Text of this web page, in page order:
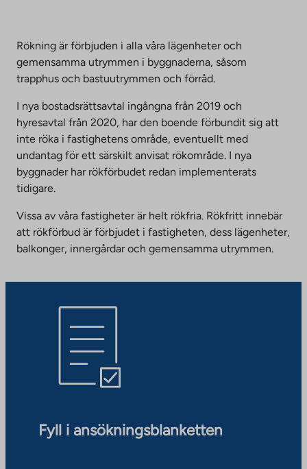
Rökning är förbjuden i alla våra lägenheter och
gemensamma utrymmen i byggnaderna, såsom
trapphus och bastuutrymmen och förråd.
I nya bostadsrättsavtal ingångna från 2019 och
hyresavtal från 2020, har den boende förbundit sig att
inte röka i fastighetens område, eventuellt med
undantag för ett särskilt anvisat rökområde. I nya
byggnader har rökförbudet redan implementerats
tidigare.
Vissa av våra fastigheter är helt rökfria. Rökfritt innebär
att rökförbud är förbjudet i fastigheten, dess lägenheter,
balkonger, innergårdar och gemensamma utrymmen.
Fyll i ansökningsblanketten